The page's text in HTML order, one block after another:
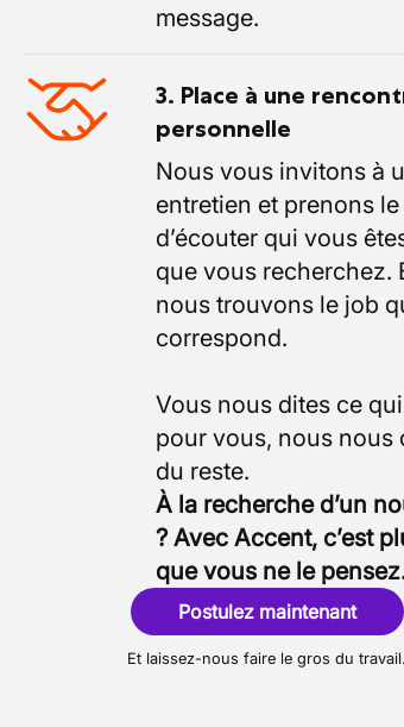
message.
3. Place à une
personnelle
Nous vous invitons à
entretien et prenons
d’écouter qui vous
que vous recherchez.
nous trouvons le job
correspond.
Vous nous dites ce
pour vous, nous nous
À la recherche d’un
? Avec Accent, c’est
que vous ne le
Postulez maintenant
Et laissez-nous faire le gros du